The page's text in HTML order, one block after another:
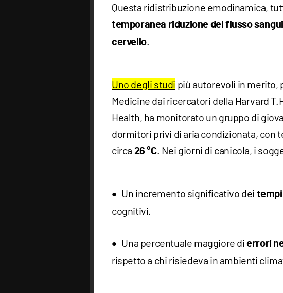
Questa ridistribuzione emodinamica,
temporanea riduzione del flusso
cervello.
Uno degli studi più autorevoli in merito,
Medicine dai ricercatori della Harvard
Health, ha monitorato un gruppo di
dormitori privi di aria condizionata, con
circa 26 °C. Nei giorni di canicola, i
Un incremento significativo dei tempi
cognitivi.
Una percentuale maggiore dierrori
rispetto a chi risiedeva in ambienti